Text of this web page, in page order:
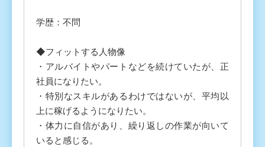
学歴：不問
◆フィットする人物像
・アルバイトやパートなどを続けていたが、正
社員になりたい。
・特別なスキルがあるわけではないが、平均以
上に稼げるようになりたい。
・体力に自信があり、繰り返しの作業が向いて
いると感じる。